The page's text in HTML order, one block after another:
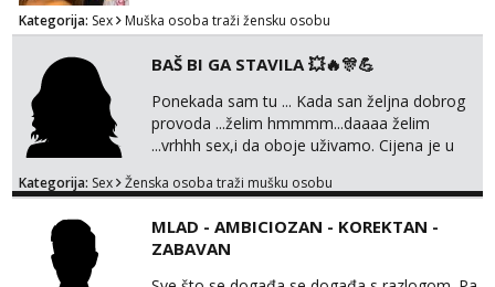
Kategorija: Sex Muška osoba traži žensku osobu
BAŠ BI GA STAVILA 💥🔥🎊💪
Ponekada sam tu ... Kada san željna dobrog
provoda ...želim hmmmm...daaaa želim
...vrhhh sex,i da oboje uživamo. Cijena je u
Procjeni jesi li ti taj .?! Ja bi jednog ali
guza ... Javi se 🔥Samo na mail.
Kategorija: Sex Ženska osoba traži mušku osobu
MLAD - AMBICIOZAN - KOREKTAN -
ZABAVAN